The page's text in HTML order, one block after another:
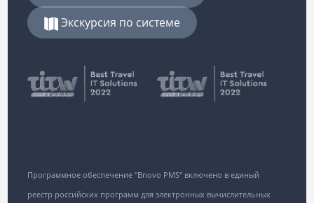
Экскурсия по системе
Программное обеспечение "Bnovo PMS" включено в единый
реестр российских программ для электронных вычислительных